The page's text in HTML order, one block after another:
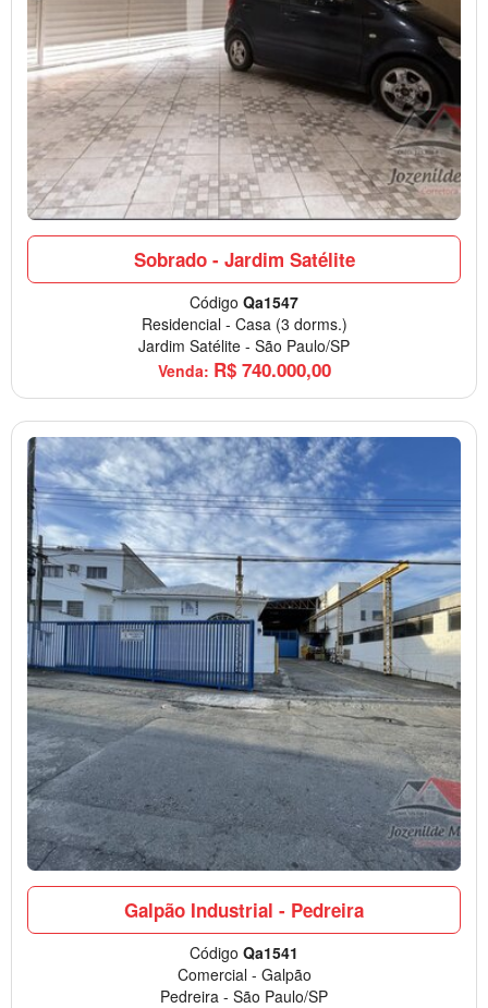
Sobrado - Jardim Satélite
Código Qa1547
Residencial - Casa (3 dorms.)
Jardim Satélite - São Paulo/SP
Venda: R$ 740.000,00
Galpão Industrial - Pedreira
Código Qa1541
Comercial - Galpão
Pedreira - São Paulo/SP